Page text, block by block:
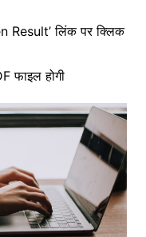
Result’ लिंक पर क्लिक
फाइल होगी